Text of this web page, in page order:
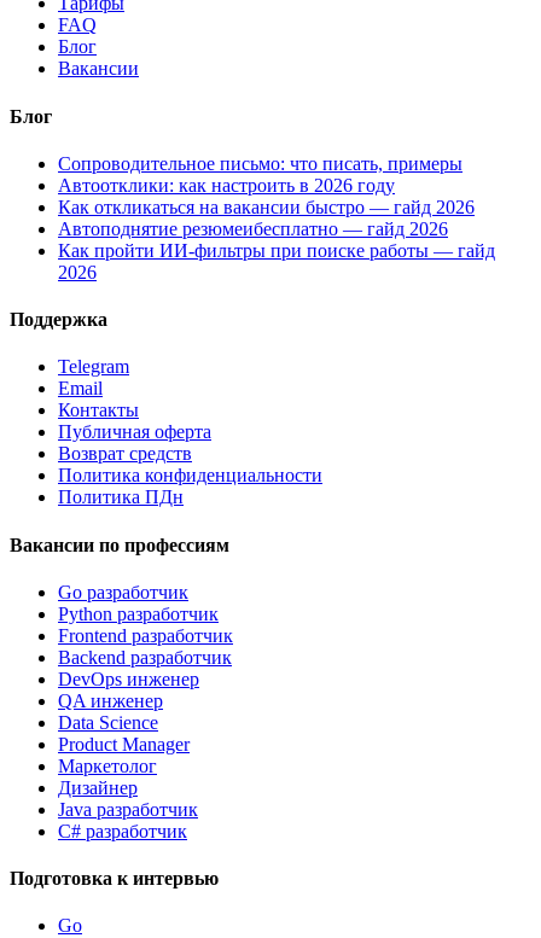
FAQ
Блог
Вакансии
Блог
Сопроводительное письмо: что писать, примеры
Автоотклики: как настроить в 2026 году
Как откликаться на вакансии быстро — гайд 2026
Автоподнятие резюмеибесплатно — гайд 2026
Как пройти ИИ-фильтры при поиске работы — гайд
2026
Поддержка
Telegram
Email
Контакты
Публичная оферта
Возврат средств
Политика конфиденциальности
Политика ПДн
Вакансии по профессиям
Go разработчик
Python разработчик
Frontend разработчик
Backend разработчик
DevOps инженер
QA инженер
Data Science
Product Manager
Маркетолог
Дизайнер
Java разработчик
C# разработчик
Подготовка к интервью
Go